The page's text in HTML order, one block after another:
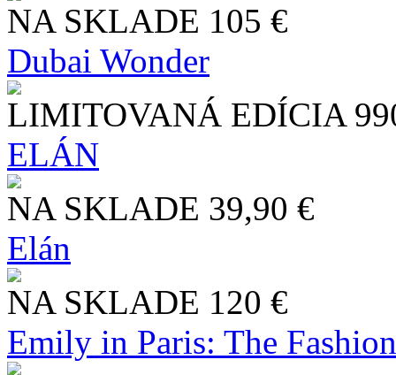
NA SKLADE 105 €
Dubai Wonder
LIMITOVANÁ EDÍCIA
ELÁN
NA SKLADE 39,90 €
Elán
NA SKLADE 120 €
Emily in Paris: The